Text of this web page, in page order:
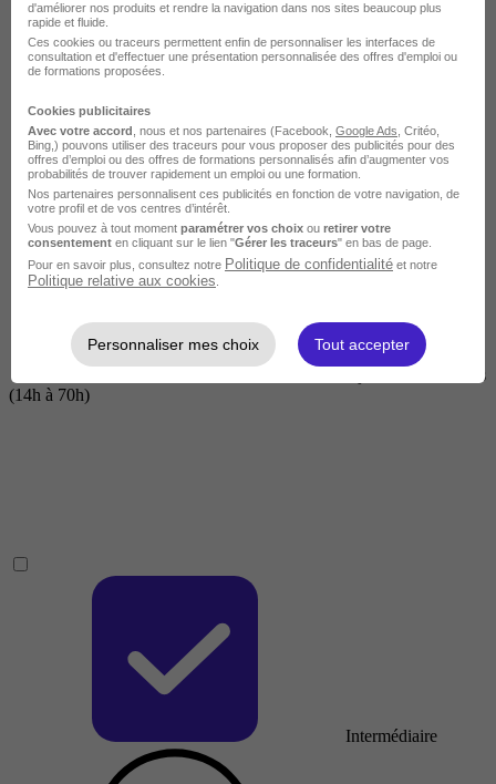
Courte
2 jours à 2 semaines
(14h à 70h)
Intermédiaire
d'améliorer nos produits et rendre la navigation dans nos sites beaucoup plus
rapide et fluide.
Ces cookies ou traceurs permettent enfin de personnaliser les interfaces de
consultation et d'effectuer une présentation personnalisée des offres d'emploi ou
de formations proposées.
Cookies publicitaires
Avec votre accord , nous et nos partenaires (Facebook, Google Ads , Critéo,
Bing,) pouvons utiliser des traceurs pour vous proposer des publicités pour des
offres d’emploi ou des offres de formations personnalisés afin d’augmenter vos
probabilités de trouver rapidement un emploi ou une formation.
Nos partenaires personnalisent ces publicités en fonction de votre navigation, de
votre profil et de vos centres d’intérêt.
Vous pouvez à tout moment paramétrer vos choix ou retirer votre
consentement en cliquant sur le lien "Gérer les traceurs" en bas de page.
Pour en savoir plus, consultez notre Politique de confidentialité et notre
Politique relative aux cookies
Personnaliser mes choix Tout accepter